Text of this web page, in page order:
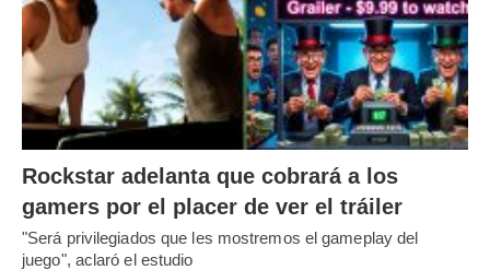
Rockstar adelanta que cobrará a los
gamers por el placer de ver el tráiler
"Será privilegiados que les mostremos el gameplay del
juego", aclaró el estudio